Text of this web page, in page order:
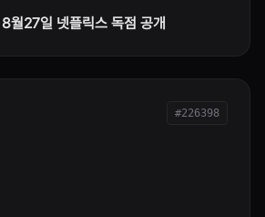
월27일 넷플릭스 독점 공개
#226398